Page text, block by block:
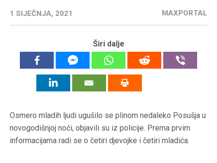
1 SIJEČNJA, 2021 MAXPORTAL
Širi dalje
Osmero mladih ljudi ugušilo se plinom nedaleko Posušja u
novogodišnjoj noći, objavili su iz policije. Prema prvim
informacijama radi se o četiri djevojke i četiri mladića.